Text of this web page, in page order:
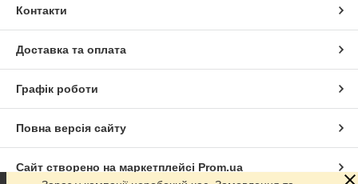
Контакти
Доставка та оплата
Графік роботи
Повна версія сайту
Сайт створено на маркетплейсі Prom.ua